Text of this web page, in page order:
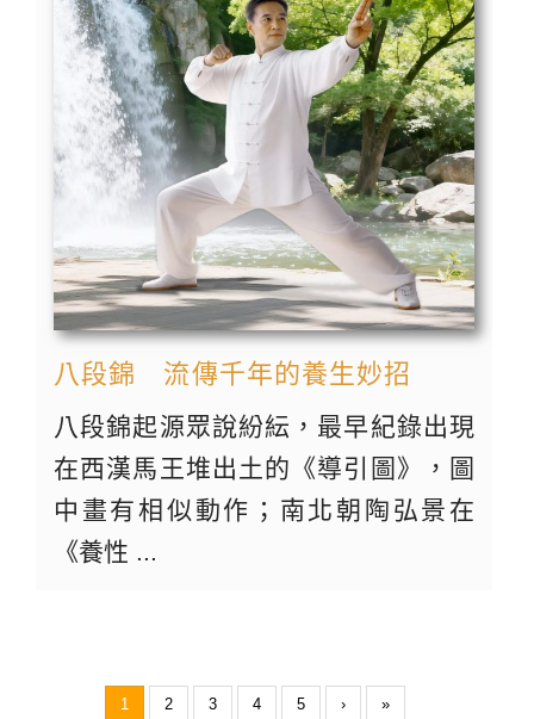
八段錦 流傳千年的養生妙招
八段錦起源眾說紛紜，最早紀錄出現
在西漢馬王堆出土的《導引圖》，圖
中畫有相似動作；南北朝陶弘景在
《養性 ...
1 2 3 4 5 › »